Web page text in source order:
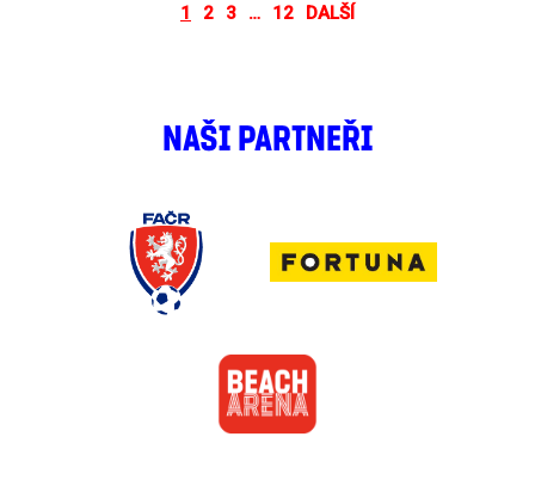
1 2 3 … 12 DALŠÍ
NAŠI PARTNEŘI